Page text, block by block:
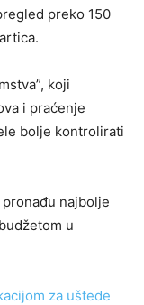
preko 150
koji
i praćenje
bolje kontrolirati
najbolje
u
za uštede